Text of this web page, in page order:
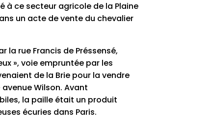
à ce secteur agricole de la Plaine
un acte de vente du chevalier
la rue Francis de Préssensé,
», voie empruntée par les
de la Brie pour la vendre
avenue Wilson. Avant
la paille était un produit
écuries dans Paris.